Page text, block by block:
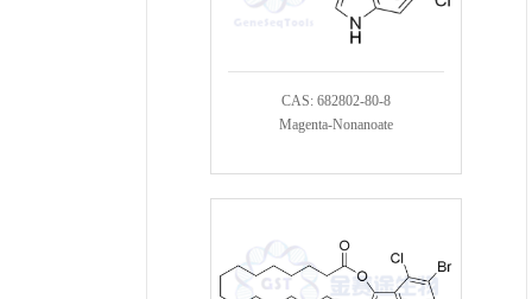
CAS: 682802-80-8
Magenta-Nonanoate